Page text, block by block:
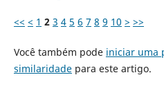
<< < 1 2 3 4 5 6 7 8 9 10 > >>
Você também pode iniciar uma
similaridadepara este artigo.